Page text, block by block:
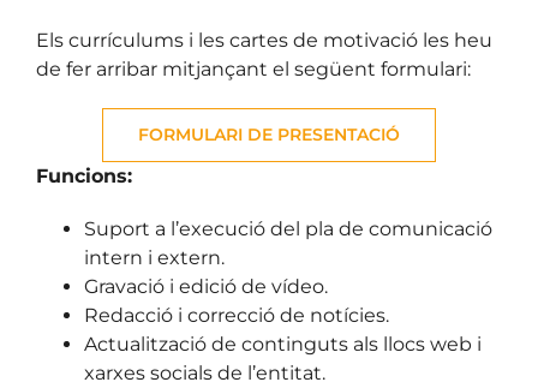
Els currículums i les cartes de motivació les heu
de fer arribar mitjançant el següent formulari:
FORMULARI DE PRESENTACIÓ
Funcions:
Suport a l’execució del pla de comunicació
intern i extern.
Gravació i edició de vídeo.
Redacció i correcció de notícies.
Actualització de continguts als llocs web i
xarxes socials de l’entitat.